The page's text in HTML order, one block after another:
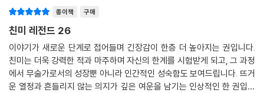
종이책 구매
친미 레전드 26
이야기가 새로운 단계로 접어들며 긴장감이 한층 더 높아지는 권입니다.
친미는 더욱 강력한 적과 마주하며 자신의 한계를 시험받게 되고, 그 과정
에서 무술가로서의 성장뿐 아니라 인간적인 성숙함도 보여드립니다. 뜨거
운 열정과 흔들리지 않는 의지가 깊은 여운을 남기는 인상적인 한 권입니